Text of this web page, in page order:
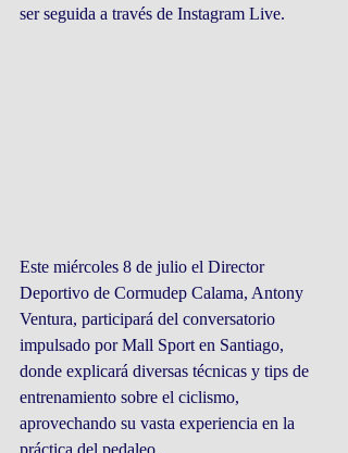
ser seguida a través de Instagram Live.
Este miércoles 8 de julio el Director
Deportivo de Cormudep Calama, Antony
Ventura, participará del conversatorio
impulsado por Mall Sport en Santiago,
donde explicará diversas técnicas y tips de
entrenamiento sobre el ciclismo,
aprovechando su vasta experiencia en la
práctica del pedaleo.